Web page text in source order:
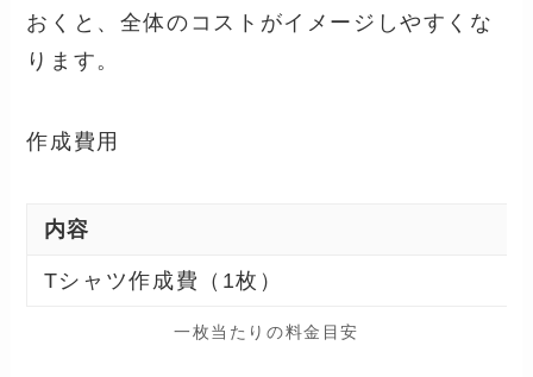
おくと、全体のコストがイメージしやすくな
ります。
作成費用
内容
Tシャツ作成費（1枚）
一枚当たりの料金目安